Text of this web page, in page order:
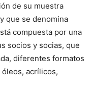
de su muestra
que se denomina
compuesta por una
socios y socias, que
diferentes formatos
acrílicos,